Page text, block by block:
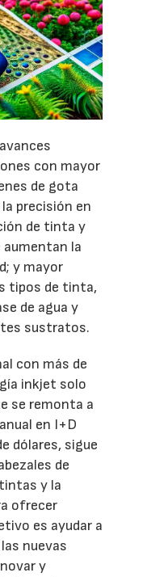
con mayor
de gota
precisión en
de tinta y
la
y mayor
tipos de tinta,
de agua y
sustratos.
con más de
inkjet solo
se remonta a
en I+D
dólares, sigue
de
y la
ofrecer
es ayudar a
nuevas
y